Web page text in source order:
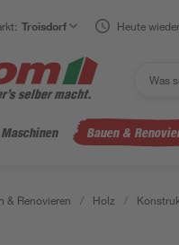
Troisdorf Heute
Bauen &
& Renovieren / Holz /